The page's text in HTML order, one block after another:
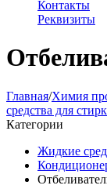
Контакты
Реквизиты
Главная/Химия
средства для
Категории
Жидкие